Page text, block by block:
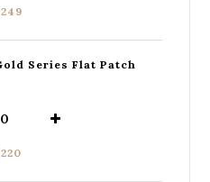
Series Flat Patch